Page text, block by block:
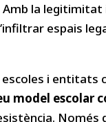
Amb la legitimitat
espais
i entitats
model escolar